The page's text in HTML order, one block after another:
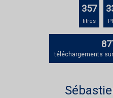
357
titres
téléchargements